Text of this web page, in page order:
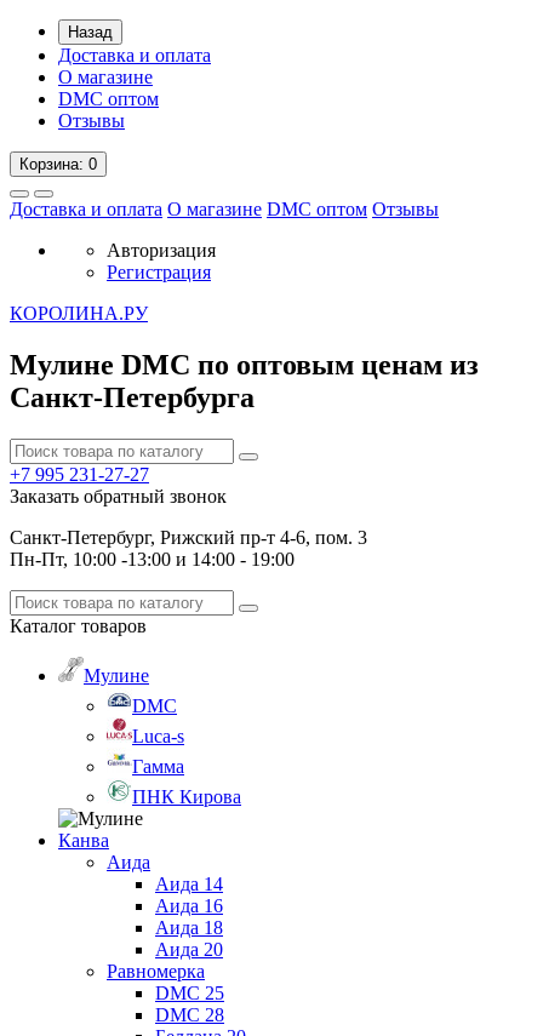
Назад
Доставка и оплата
О магазине
DMC оптом
Отзывы
Корзина: 0
Доставка и оплата О магазине DMC оптом Отзывы
Авторизация
Регистрация
КОРОЛИНА.РУ
Мулине DMC по оптовым ценам из
Санкт-Петербурга
+7 995 231-27-27
Заказать обратный звонок
Санкт-Петербург, Рижский пр-т 4-6, пом. 3
Пн-Пт, 10:00 -13:00 и 14:00 - 19:00
Каталог товаров
Мулине
DMC
Luca-s
Гамма
ПНК Кирова
Канва
Аида
Аида 14
Аида 16
Аида 18
Аида 20
Равномерка
DMC 25
DMC 28